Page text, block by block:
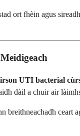
ort fhèin agus
UTI bacterial
dàil a chuir air
breithneachadh ceart